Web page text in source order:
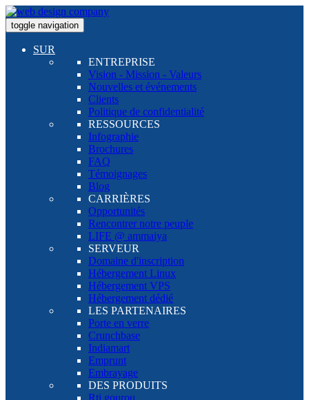
toggle navigation
SUR
ENTREPRISE
Vision - Mission - Valeurs
Nouvelles et événements
Clients
Politique de confidentialité
RESSOURCES
Infographie
Brochures
FAQ
Témoignages
Blog
CARRIÈRES
Opportunités
Rencontrer notre peuple
LIFE @ ammaiya
SERVEUR
Domaine d'inscription
Hébergement Linux
Hébergement VPS
Hébergement dédié
LES PARTENAIRES
Porte en verre
Crunchbase
Indiamart
Emprunt
Embrayage
DES PRODUITS
Rti gourou